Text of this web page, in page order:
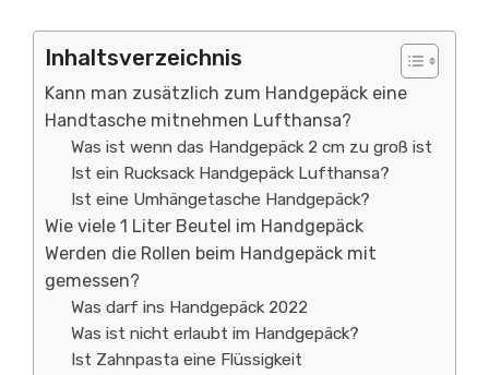
Inhaltsverzeichnis
Kann man zusätzlich zum Handgepäck eine
Handtasche mitnehmen Lufthansa?
Was ist wenn das Handgepäck 2 cm zu groß ist
Ist ein Rucksack Handgepäck Lufthansa?
Ist eine Umhängetasche Handgepäck?
Wie viele 1 Liter Beutel im Handgepäck
Werden die Rollen beim Handgepäck mit
gemessen?
Was darf ins Handgepäck 2022
Was ist nicht erlaubt im Handgepäck?
Ist Zahnpasta eine Flüssigkeit